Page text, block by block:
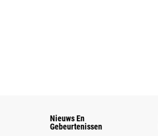
Nieuws En
Gebeurtenissen